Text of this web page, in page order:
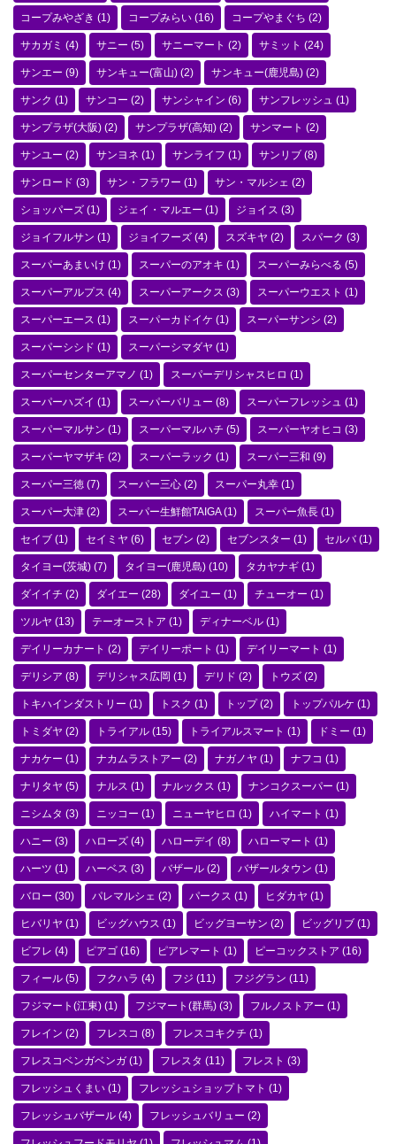
コープみやざき (1) コープみらい (16) コープやまぐち (2)
サカガミ (4) サニー (5) サニーマート (2) サミット (24)
サンエー (9) サンキュー(富山) (2) サンキュー(鹿児島) (2)
サンク (1) サンコー (2) サンシャイン (6) サンフレッシュ (1)
サンプラザ(大阪) (2) サンプラザ(高知) (2) サンマート (2)
サンユー (2) サンヨネ (1) サンライフ (1) サンリブ (8)
サンロード (3) サン・フラワー (1) サン・マルシェ (2)
ショッパーズ (1) ジェイ・マルエー (1) ジョイス (3)
ジョイフルサン (1) ジョイフーズ (4) スズキヤ (2) スパーク (3)
スーパーあまいけ (1) スーパーのアオキ (1) スーパーみらべる (5)
スーパーアルプス (4) スーパーアークス (3) スーパーウエスト (1)
スーパーエース (1) スーパーカドイケ (1) スーパーサンシ (2)
スーパーシシド (1) スーパーシマダヤ (1)
スーパーセンターアマノ (1) スーパーデリシャスヒロ (1)
スーパーハズイ (1) スーパーバリュー (8) スーパーフレッシュ (1)
スーパーマルサン (1) スーパーマルハチ (5) スーパーヤオヒコ (3)
スーパーヤマザキ (2) スーパーラック (1) スーパー三和 (9)
スーパー三徳 (7) スーパー三心 (2) スーパー丸幸 (1)
スーパー大津 (2) スーパー生鮮館TAIGA(1) スーパー魚長 (1)
セイブ (1) セイミヤ (6) セブン (2) セブンスター (1) セルバ(1)
タイヨー(茨城) (7) タイヨー(鹿児島) (10) タカヤナギ (1)
ダイイチ (2) ダイエー (28) ダイユー (1) チューオー (1)
ツルヤ (13) テーオーストア (1) ディナーベル (1)
デイリーカナート (2) デイリーポート (1) デイリーマート (1)
デリシア (8) デリシャス広岡 (1) デリド (2) トウズ (2)
トキハインダストリー (1) トスク (1) トップ(2) トップパルケ (1)
トミダヤ (2) トライアル (15) トライアルスマート (1) ドミー (1)
ナカケー (1) ナカムラストアー (2) ナガノヤ (1) ナフコ (1)
ナリタヤ (5) ナルス (1) ナルックス (1) ナンコクスーパー (1)
ニシムタ (3) ニッコー (1) ニューヤヒロ (1) ハイマート (1)
ハニー (3) ハローズ (4) ハローデイ (8) ハローマート (1)
ハーツ (1) ハーベス (3) バザール (2) バザールタウン (1)
バロー (30) パレマルシェ (2) パークス (1) ヒダカヤ (1)
ヒバリヤ (1) ビッグハウス (1) ビッグヨーサン (2) ビッグリブ (1)
ビフレ (4) ピアゴ (16) ピアレマート (1) ピーコックストア (16)
フィール (5) フクハラ (4) フジ (11) フジグラン (11)
フジマート(江東) (1) フジマート(群馬) (3) フルノストアー (1)
フレイン (2) フレスコ (8) フレスコキクチ (1)
フレスコベンガベンガ (1) フレスタ (11) フレスト (3)
フレッシュくまい (1) フレッシュショップトマト (1)
フレッシュバザール (4) フレッシュバリュー (2)